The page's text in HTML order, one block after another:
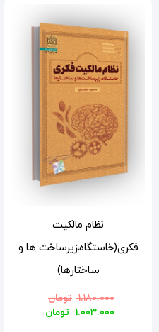
نقد آثار داستانی صادق هدایت/
۲جلدی
۷۹۰.۰۰۰